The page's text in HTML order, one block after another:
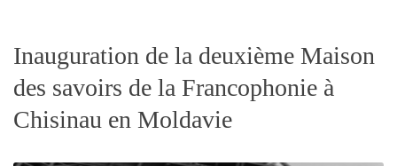
Inauguration de la deuxième Maison
des savoirs de la Francophonie à
Chisinau en Moldavie